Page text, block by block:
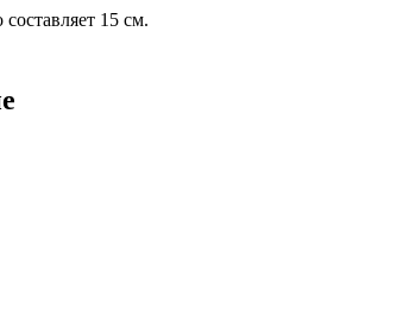
15 см.